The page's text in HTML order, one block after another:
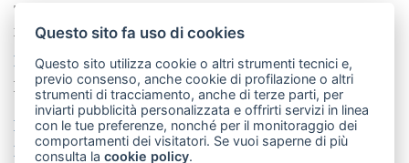
Telefono:
mail: redazione@merateonline.it
La redazione
CasateOnline LeccoOnline
RSS
Made by VIP
Privacy policy
Cookie policy
Rivedi le tue scelte sui cookie
Questo sito fa uso di cookies
Questo sito utilizza cookie o altri strumenti tecnici e,
previo consenso, anche cookie di profilazione o altri
strumenti di tracciamento, anche di terze parti, per
inviarti pubblicità personalizzata e offrirti servizi in linea
con le tue preferenze, nonché per il monitoraggio dei
comportamenti dei visitatori. Se vuoi saperne di più
consulta lacookie policy.